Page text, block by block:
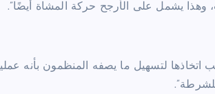
يشمل على الأرجح حركة المشاة أيضًا”.
اتخاذها لتسهيل ما يصفه المنظمون بأنه